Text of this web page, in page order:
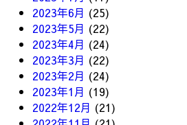
2023年6月 (25)
2023年5月 (22)
2023年4月 (24)
2023年3月 (22)
2023年2月 (24)
2023年1月 (19)
2022年12月 (21)